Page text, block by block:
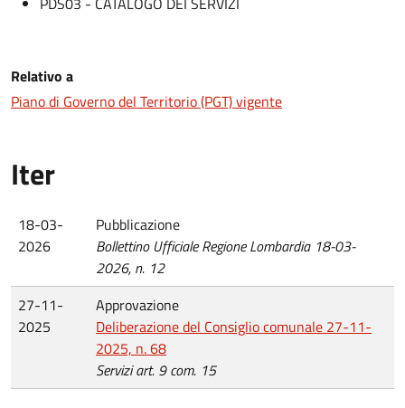
Relativo a
Piano di Governo del Territorio (PGT) vigente
Iter
18-03-
2026
Pubblicazione
Bollettino Ufficiale Regione Lombardia 18-03-
2026, n. 12
27-11-
2025
Approvazione
Deliberazione del Consiglio comunale 27-11-
2025, n. 68
Servizi art. 9 com. 15